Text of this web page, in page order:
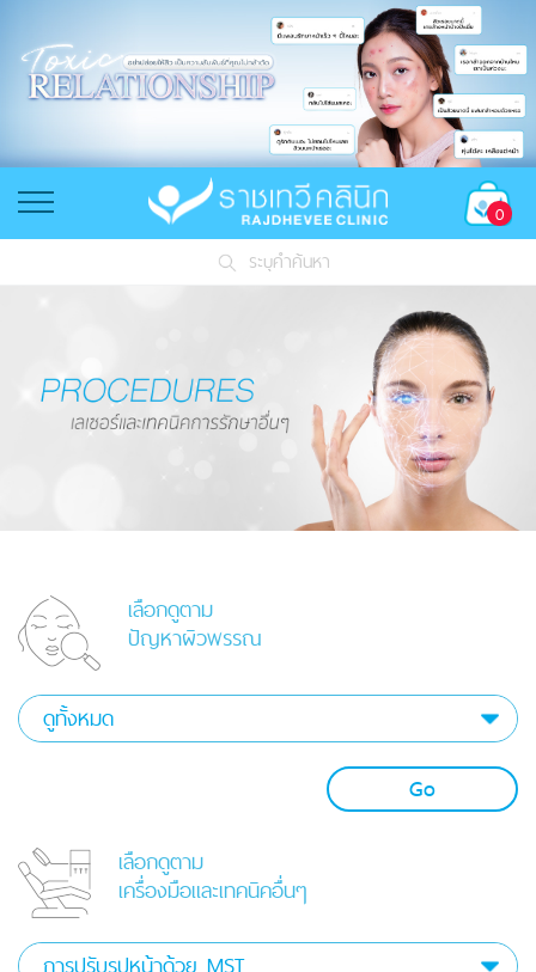
0
ระบุคำค้นหา
เลือกดูตาม
ปัญหาผิวพรรณ
Go
เลือกดูตาม
เครื่องมือและเทคนิคอื่นๆ